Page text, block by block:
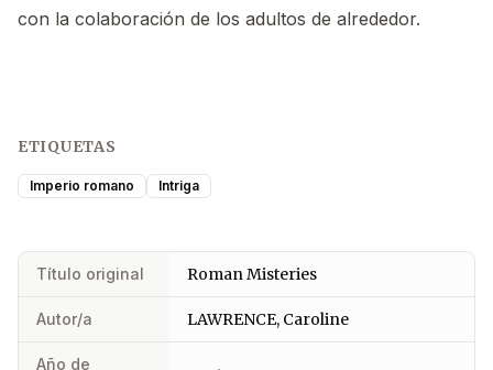
con la colaboración de los adultos de alrededor.
ETIQUETAS
Imperio romano Intriga
Título original Roman Misteries
Autor/a LAWRENCE, Caroline
Año de